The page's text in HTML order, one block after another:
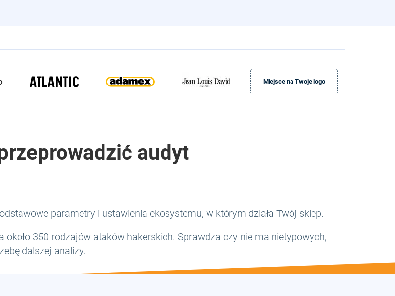
Miejsce na Twoje logo
audyt
parametry i ustawienia ekosystemu, w którym działa Twój sklep.
350 rodzajów ataków hakerskich. Sprawdza czy nie ma nietypowych,
dalszej analizy.